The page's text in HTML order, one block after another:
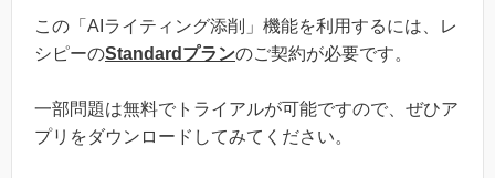
この「AIライティング添削」機能を利用するには、レ
シピーのStandardプランのご契約が必要です。
一部問題は無料でトライアルが可能ですので、ぜひア
プリをダウンロードしてみてください。